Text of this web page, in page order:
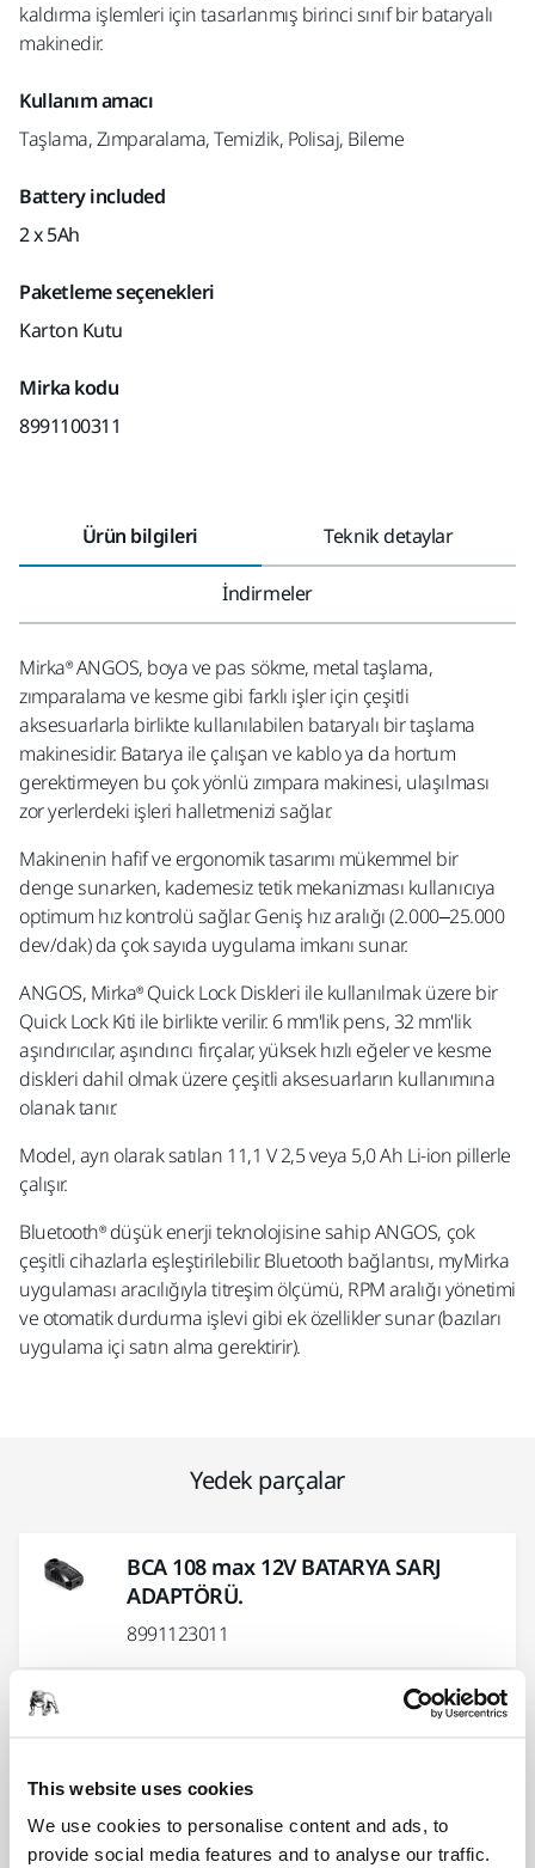
This website uses cookies
We use cookies to personalise content and ads, to
provide social media features and to analyse our traffic.
kaldırma işlemleri için tasarlanmış birinci sınıf bir bataryalı
makinedir.
Kullanım amacı
Taşlama, Zımparalama, Temizlik, Polisaj, Bileme
Battery included
2 x 5Ah
Paketleme seçenekleri
Karton Kutu
Mirka kodu
8991100311
Ürün bilgileri Teknik detaylar
İndirmeler
Mirka® ANGOS, boya ve pas sökme, metal taşlama,
zımparalama ve kesme gibi farklı işler için çeşitli
aksesuarlarla birlikte kullanılabilen bataryalı bir taşlama
makinesidir. Batarya ile çalışan ve kablo ya da hortum
gerektirmeyen bu çok yönlü zımpara makinesi, ulaşılması
zor yerlerdeki işleri halletmenizi sağlar.
Makinenin hafif ve ergonomik tasarımı mükemmel bir
denge sunarken, kademesiz tetik mekanizması kullanıcıya
optimum hız kontrolü sağlar. Geniş hız aralığı (2.000–25.000
dev/dak) da çok sayıda uygulama imkanı sunar.
ANGOS, Mirka® Quick Lock Diskleri ile kullanılmak üzere bir
Quick Lock Kiti ile birlikte verilir. 6 mm'lik pens, 32 mm'lik
aşındırıcılar, aşındırıcı fırçalar, yüksek hızlı eğeler ve kesme
diskleri dahil olmak üzere çeşitli aksesuarların kullanımına
olanak tanır.
Model, ayrı olarak satılan 11,1 V 2,5 veya 5,0 Ah Li-ion pillerle
çalışır.
Bluetooth® düşük enerji teknolojisine sahip ANGOS, çok
çeşitli cihazlarla eşleştirilebilir. Bluetooth bağlantısı, myMirka
uygulaması aracılığıyla titreşim ölçümü, RPM aralığı yönetimi
ve otomatik durdurma işlevi gibi ek özellikler sunar (bazıları
uygulama içi satın alma gerektirir).
Yedek parçalar
BCA 108 max 12V BATARYA SARJ
ADAPTÖRÜ.
8991123011
BCA 108 SARJ ADAPTÖRÜ GÜÇ
8991112211